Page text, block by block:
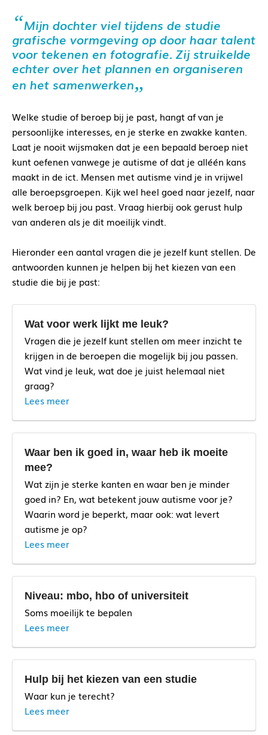
Mijn dochter viel tijdens de studie
grafische vormgeving op door haar talent
voor tekenen en fotografie. Zij struikelde
echter over het plannen en organiseren
en het samenwerken
Welke studie of beroep bij je past, hangt af van je
persoonlijke interesses, en je sterke en zwakke kanten.
Laat je nooit wijsmaken dat je een bepaald beroep niet
kunt oefenen vanwege je autisme of dat je alléén kans
maakt in de ict. Mensen met autisme vind je in vrijwel
alle beroepsgroepen. Kijk wel heel goed naar jezelf, naar
welk beroep bij jou past. Vraag hierbij ook gerust hulp
van anderen als je dit moeilijk vindt.
Hieronder een aantal vragen die je jezelf kunt stellen. De
antwoorden kunnen je helpen bij het kiezen van een
studie die bij je past:
Wat voor werk lijkt me leuk?
Vragen die je jezelf kunt stellen om meer inzicht te
krijgen in de beroepen die mogelijk bij jou passen.
Wat vind je leuk, wat doe je juist helemaal niet
graag?
Lees meer
Waar ben ik goed in, waar heb ik moeite
mee?
Wat zijn je sterke kanten en waar ben je minder
goed in? En, wat betekent jouw autisme voor je?
Waarin word je beperkt, maar ook: wat levert
autisme je op?
Lees meer
Niveau: mbo, hbo of universiteit
Soms moeilijk te bepalen
Lees meer
Hulp bij het kiezen van een studie
Waar kun je terecht?
Lees meer